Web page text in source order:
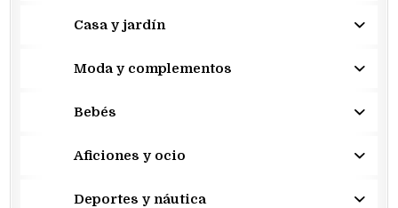
Casa y jardín
Moda y complementos
Bebés
Aficiones y ocio
Deportes y náutica